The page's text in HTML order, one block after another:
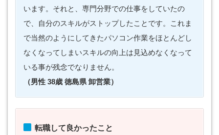
います。それと、専門分野での仕事をしていたの
で、自分のスキルがストップしたことです。これま
で当然のようにしてきたパソコン作業をほとんどし
なくなってしまいスキルの向上は見込めなくなって
いる事が残念でなりません。
（男性 38歳 徳島県 卸営業）
転職して良かったこと